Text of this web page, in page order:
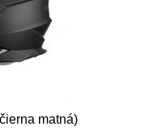
matná)